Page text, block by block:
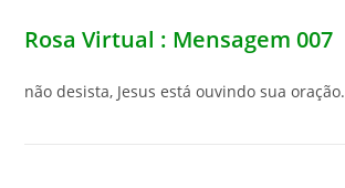
Rosa Virtual : Mensagem 007
não desista, Jesus está ouvindo sua oração.